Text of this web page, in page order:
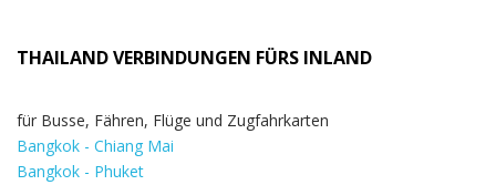
THAILAND VERBINDUNGEN FÜRS INLAND
für Busse, Fähren, Flüge und Zugfahrkarten
Bangkok - Chiang Mai
Bangkok - Phuket